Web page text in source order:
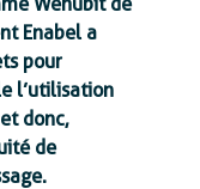
Enabel a
pour
l’utilisation
donc,
de